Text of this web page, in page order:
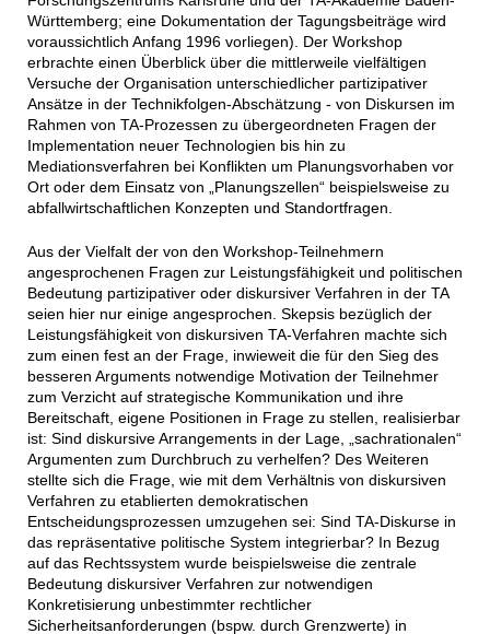
Württemberg; eine Dokumentation der Tagungsbeiträge wird
voraussichtlich Anfang 1996 vorliegen). Der Workshop
erbrachte einen Überblick über die mittlerweile vielfältigen
Versuche der Organisation unterschiedlicher partizipativer
Ansätze in der Technikfolgen-Abschätzung - von Diskursen im
Rahmen von TA-Prozessen zu übergeordneten Fragen der
Implementation neuer Technologien bis hin zu
Mediationsverfahren bei Konflikten um Planungsvorhaben vor
Ort oder dem Einsatz von „Planungszellen“ beispielsweise zu
abfallwirtschaftlichen Konzepten und Standortfragen.
Aus der Vielfalt der von den Workshop-Teilnehmern
angesprochenen Fragen zur Leistungsfähigkeit und politischen
Bedeutung partizipativer oder diskursiver Verfahren in der TA
seien hier nur einige angesprochen. Skepsis bezüglich der
Leistungsfähigkeit von diskursiven TA-Verfahren machte sich
zum einen fest an der Frage, inwieweit die für den Sieg des
besseren Arguments notwendige Motivation der Teilnehmer
zum Verzicht auf strategische Kommunikation und ihre
Bereitschaft, eigene Positionen in Frage zu stellen, realisierbar
ist: Sind diskursive Arrangements in der Lage, „sachrationalen“
Argumenten zum Durchbruch zu verhelfen? Des Weiteren
stellte sich die Frage, wie mit dem Verhältnis von diskursiven
Verfahren zu etablierten demokratischen
Entscheidungsprozessen umzugehen sei: Sind TA-Diskurse in
das repräsentative politische System integrierbar? In Bezug
auf das Rechtssystem wurde beispielsweise die zentrale
Bedeutung diskursiver Verfahren zur notwendigen
Konkretisierung unbestimmter rechtlicher
Sicherheitsanforderungen (bspw. durch Grenzwerte) in